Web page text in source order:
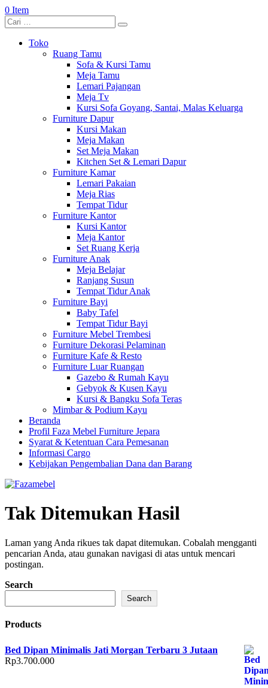
0 Item
Toko
Ruang Tamu
Sofa & Kursi Tamu
Meja Tamu
Lemari Pajangan
Meja Tv
Kursi Sofa Goyang, Santai, Malas Keluarga
Furniture Dapur
Kursi Makan
Meja Makan
Set Meja Makan
Kitchen Set & Lemari Dapur
Furniture Kamar
Lemari Pakaian
Meja Rias
Tempat Tidur
Furniture Kantor
Kursi Kantor
Meja Kantor
Set Ruang Kerja
Furniture Anak
Meja Belajar
Ranjang Susun
Tempat Tidur Anak
Furniture Bayi
Baby Tafel
Tempat Tidur Bayi
Furniture Mebel Trembesi
Furniture Dekorasi Pelaminan
Furniture Kafe & Resto
Furniture Luar Ruangan
Gazebo & Rumah Kayu
Gebyok & Kusen Kayu
Kursi & Bangku Sofa Teras
Mimbar & Podium Kayu
Beranda
Profil Faza Mebel Furniture Jepara
Syarat & Ketentuan Cara Pemesanan
Informasi Cargo
Kebijakan Pengembalian Dana dan Barang
Tak Ditemukan Hasil
Laman yang Anda rikues tak dapat ditemukan. Cobalah mengganti
pencarian Anda, atau gunakan navigasi di atas untuk mencari
postingan.
Search
Search
Products
Bed Dipan Minimalis Jati Morgan Terbaru 3 Jutaan
Rp3.700.000